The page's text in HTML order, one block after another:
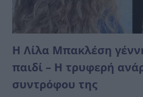
Η Λίλα Μπακλέση
παιδί – Η τρυφερή
συντρόφου της